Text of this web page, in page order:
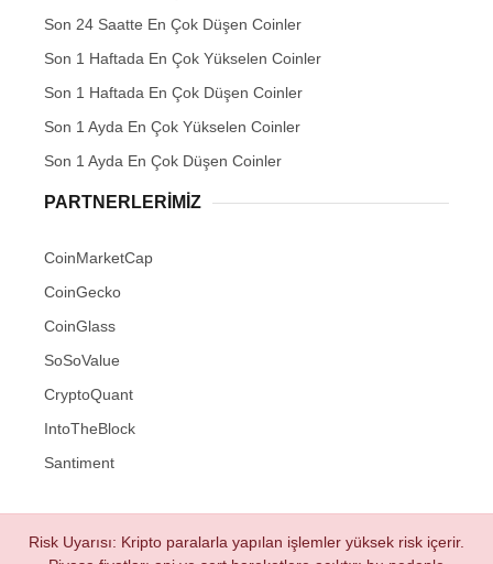
Son 24 Saatte En Çok Düşen Coinler
Son 1 Haftada En Çok Yükselen Coinler
Son 1 Haftada En Çok Düşen Coinler
Son 1 Ayda En Çok Yükselen Coinler
Son 1 Ayda En Çok Düşen Coinler
PARTNERLERIMIZ
CoinMarketCap
CoinGecko
CoinGlass
SoSoValue
CryptoQuant
IntoTheBlock
Santiment
Risk Uyarısı: Kripto paralarla yapılan işlemler yüksek risk içerir.